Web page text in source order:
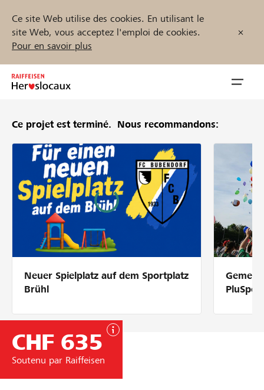
Ce site Web utilise des cookies. En utilisant le
site Web, vous acceptez l'emploi de cookies.
Pour en savoir plus
Inhalt
Parrainer
Soutien & assistance
Partenaires / Banques Raiffeisen
Se connecter
Trouvez des projets et des organisations
Ce projet est terminé. Nous recommandons:
Neuer Spielplatz auf dem Sportplatz
Brühl
CHF 635
Soutenu par Raiffeisen